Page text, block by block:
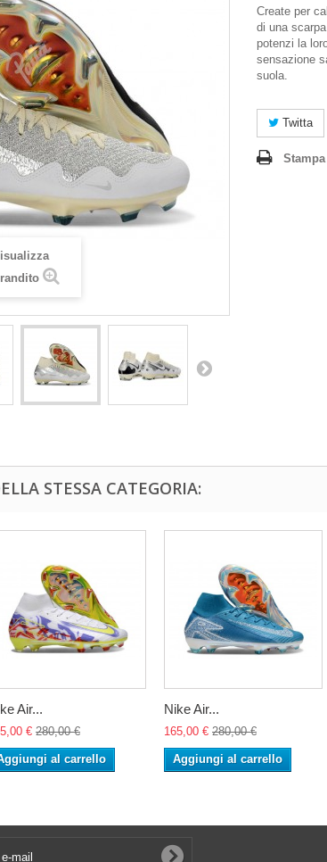
Create per
di una scarpa
potenzi la
sensazione
suola.
Twitta
Stampa
STESSA CATEGORIA:
Air...
€ 280,00 €
al carrello
Nike Air...
165,00 € 280,00 €
Aggiungi al carrello